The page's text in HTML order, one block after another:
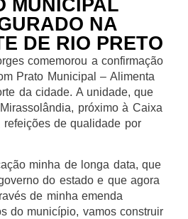
MUNICIPAL
NA
DE RIO PRETO
comemorou a confirmação
Prato Municipal – Alimenta
da cidade. A unidade, que
próximo à Caixa
refeições de qualidade por
minha de longa data, que
do estado e que agora
de minha emenda
do município, vamos construir